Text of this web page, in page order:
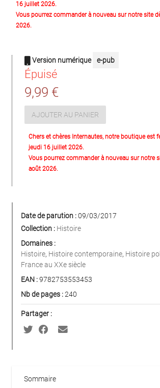
16 juillet 2026.
Vous pourrez commander à nouveau sur notre site
2026.
Version numérique e-pub
Épuisé
9,99 €
AJOUTER AU PANIER
Chers et chères Internautes, notre boutique est
jeudi 16 juillet 2026.
Vous pourrez commander à nouveau sur notre
août 2026.
Date de parution :09/03/2017
Collection : Histoire
Domaines :
Histoire, Histoire contemporaine, Histoire
France au XXe siècle
EAN :9782753553453
Nb de pages :240
Partager :
Sommaire